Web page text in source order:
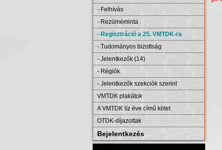
- Felhívás
- Rezüméminta
- Regisztráció a 25. VMTDK-ra
- Tudományos bizottság
- Jelentkezők (14)
- Régiók
- Jelentkezők szekciók szerint
VMTDK plakátok
A VMTDK tíz éve című kötet
OTDK-díjazottak
Bejelentkezés